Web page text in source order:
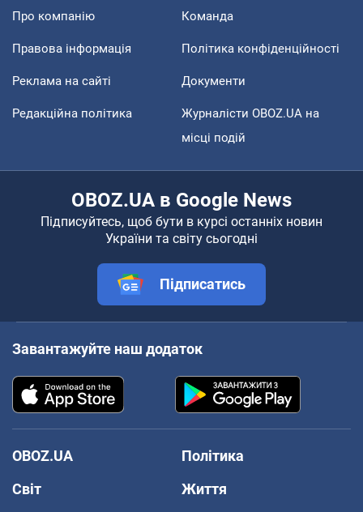
Про компанію Команда
Правова інформація Політика конфіденційності
Реклама на сайті Документи
Редакційна політика
Журналісти OBOZ.UA на
місці подій
OBOZ.UA в Google News
Підписуйтесь, щоб бути в курсі останніх новин
України та світу сьогодні
Підписатись
Завантажуйте наш додаток
OBOZ.UA
Політика
Світ
Життя